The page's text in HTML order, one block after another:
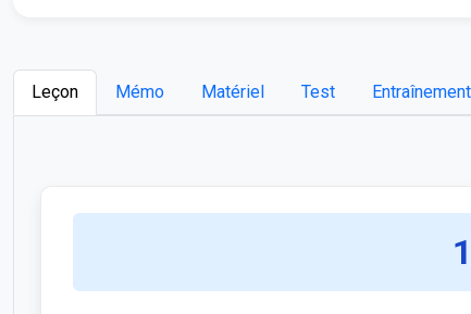
Leçon Mémo Matériel Test Entraînement